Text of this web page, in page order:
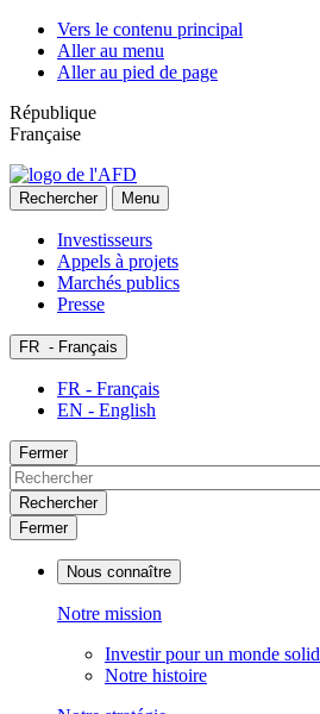
Vers le contenu principal
Aller au menu
Aller au pied de page
République
Française
Rechercher Menu
Investisseurs
Appels à projets
Marchés publics
Presse
FR - Français
FR - Français
EN - English
Fermer
Rechercher
Fermer
Nous connaître
Notre mission
Investir pour un monde
Notre histoire